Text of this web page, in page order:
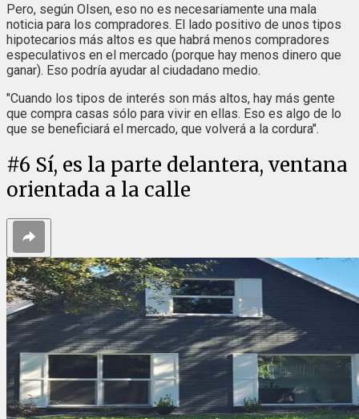
Pero, según Olsen, eso no es necesariamente una mala
noticia para los compradores. El lado positivo de unos tipos
hipotecarios más altos es que habrá menos compradores
especulativos en el mercado (porque hay menos dinero que
ganar). Eso podría ayudar al ciudadano medio.
"Cuando los tipos de interés son más altos, hay más gente
que compra casas sólo para vivir en ellas. Eso es algo de lo
que se beneficiará el mercado, que volverá a la cordura".
#6 Sí, es la parte delantera, ventana
orientada a la calle